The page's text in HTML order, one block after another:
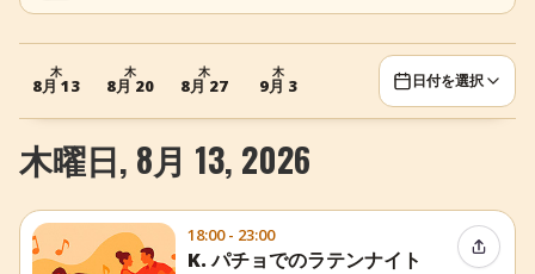
+ イベントを追加
木
8月 13
木
8月 20
木
8月 27
木
9月 3 日付を選択
木曜日, 8月 13, 2026
18:00 - 23:00
K. パチョでのラテンナイト イベン